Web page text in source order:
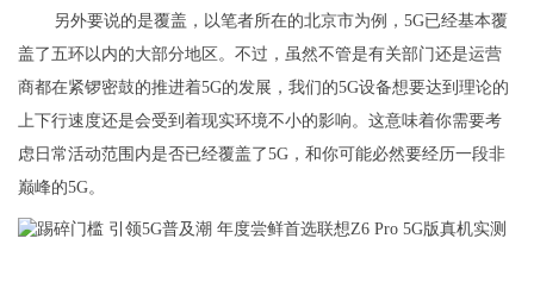
另外要说的是覆盖，以笔者所在的北京市为例，5G已经基本覆
盖了五环以内的大部分地区。不过，虽然不管是有关部门还是运营
商都在紧锣密鼓的推进着5G的发展，我们的5G设备想要达到理论的
上下行速度还是会受到着现实环境不小的影响。这意味着你需要考
虑日常活动范围内是否已经覆盖了5G，和你可能必然要经历一段非
巅峰的5G。